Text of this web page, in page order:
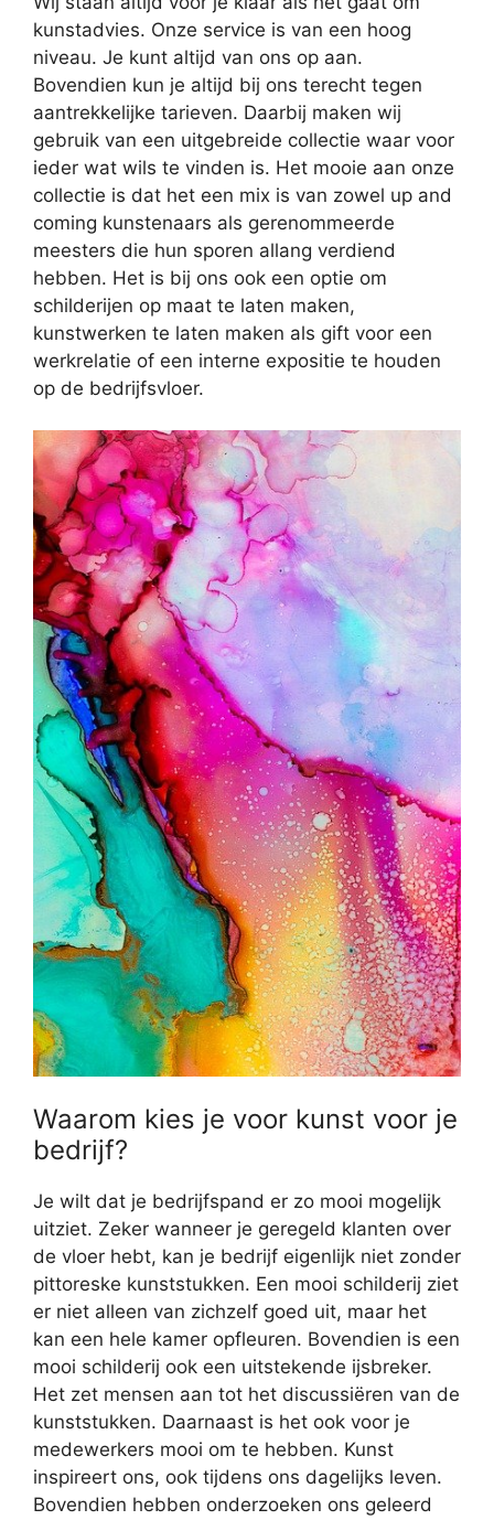
kunstadvies. Onze service is van een hoog
niveau. Je kunt altijd van ons op aan.
Bovendien kun je altijd bij ons terecht tegen
aantrekkelijke tarieven. Daarbij maken wij
gebruik van een uitgebreide collectie waar voor
ieder wat wils te vinden is. Het mooie aan onze
collectie is dat het een mix is van zowel up and
coming kunstenaars als gerenommeerde
meesters die hun sporen allang verdiend
hebben. Het is bij ons ook een optie om
schilderijen op maat te laten maken,
kunstwerken te laten maken als gift voor een
werkrelatie of een interne expositie te houden
op de bedrijfsvloer.
Waarom kies je voor kunst voor je
bedrijf?
Je wilt dat je bedrijfspand er zo mooi mogelijk
uitziet. Zeker wanneer je geregeld klanten over
de vloer hebt, kan je bedrijf eigenlijk niet zonder
pittoreske kunststukken. Een mooi schilderij ziet
er niet alleen van zichzelf goed uit, maar het
kan een hele kamer opfleuren. Bovendien is een
mooi schilderij ook een uitstekende ijsbreker.
Het zet mensen aan tot het discussiëren van de
kunststukken. Daarnaast is het ook voor je
medewerkers mooi om te hebben. Kunst
inspireert ons, ook tijdens ons dagelijks leven.
Bovendien hebben onderzoeken ons geleerd